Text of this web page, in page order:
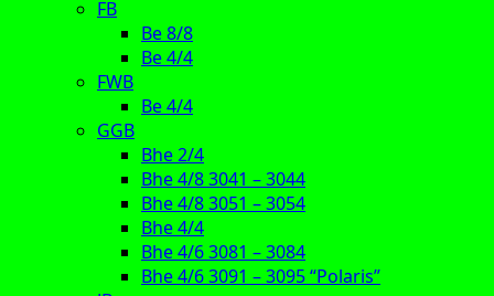
FB
Be 8/8
Be 4/4
FWB
Be 4/4
GGB
Bhe 2/4
Bhe 4/8 3041 – 3044
Bhe 4/8 3051 – 3054
Bhe 4/4
Bhe 4/6 3081 – 3084
Bhe 4/6 3091 – 3095 “Polaris”